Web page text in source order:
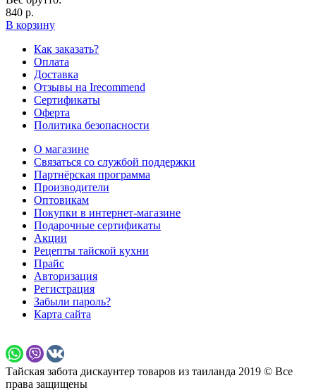
840 р.
В корзину
Как заказать?
Оплата
Доставка
Отзывы на Irecommend
Сертификаты
Оферта
Политика безопасности
О магазине
Связаться со службой поддержки
Партнёрская программа
Производители
Оптовикам
Покупки в интернет-магазине
Подарочные сертификаты
Акции
Рецепты тайской кухни
Прайс
Авторизация
Регистрация
Забыли пароль?
Карта сайта
Тайская забота дискаунтер товаров из таиланда 2019 © Все
права защищены